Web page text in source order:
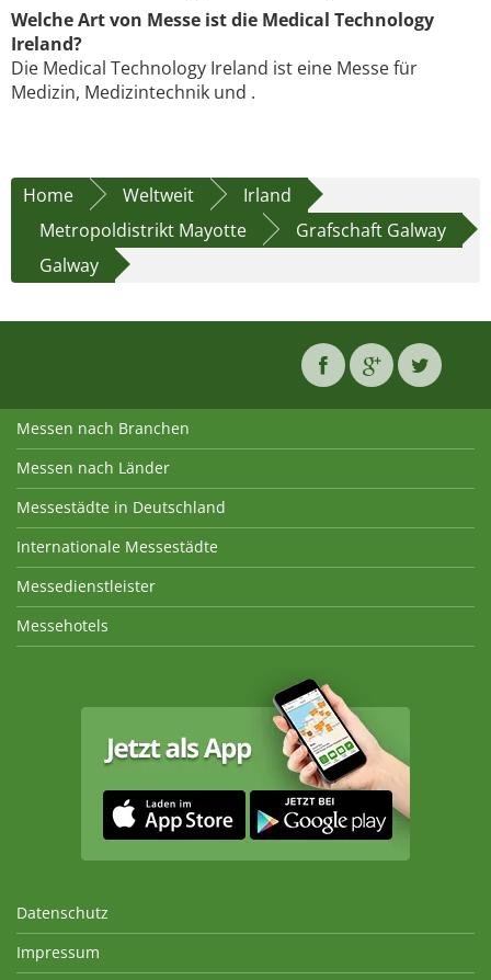
Welche Art von Messe ist die Medical Technology
Ireland?
Die Medical Technology Ireland ist eine Messe für
Medizin, Medizintechnik und .
Home Weltweit
Irland
Metropoldistrikt Mayotte
Grafschaft Galway
Galway
Messen nach Branchen
Messen nach Länder
Messestädte in Deutschland
Internationale Messestädte
Messedienstleister
Messehotels
Datenschutz
Impressum